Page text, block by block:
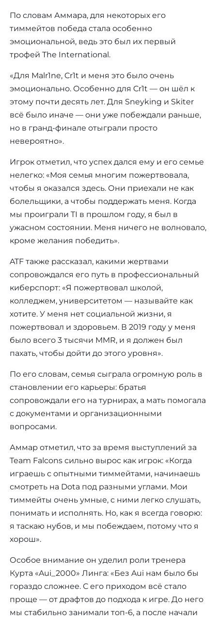
По словам Аммара, для некоторых его
тиммейтов победа стала особенно
эмоциональной, ведь это был их первый
трофей The International.
«Для Malr1ne, Cr1t и меня это было очень
эмоционально. Особенно для Cr1t — он шёл к
этому почти десять лет. Для Sneyking и Skiter
всё было иначе — они уже побеждали раньше,
но в гранд-финале отыграли просто
невероятно».
Игрок отметил, что успех дался ему и его семье
нелегко: «Моя семья многим пожертвовала,
чтобы я оказался здесь. Они приехали не как
болельщики, а чтобы поддержать меня. Когда
мы проиграли TI в прошлом году, я был в
ужасном состоянии. Меня ничего не волновало,
кроме желания победить».
ATF также рассказал, какими жертвами
сопровождался его путь в профессиональный
киберспорт: «Я пожертвовал школой,
колледжем, университетом — называйте как
хотите. У меня нет социальной жизни, я
пожертвовал и здоровьем. В 2019 году у меня
было всего 3 тысячи MMR, и я должен был
пахать, чтобы дойти до этого уровня».
По его словам, семья сыграла огромную роль в
становлении его карьеры: братья
сопровождали его на турнирах, а мать помогала
с документами и организационными
вопросами.
Аммар отметил, что за время выступлений за
Team Falcons сильно вырос как игрок: «Когда
играешь с опытными тиммейтами, начинаешь
смотреть на Dota под разными углами. Мои
тиммейты очень умные, с ними легко слушать,
понимать и исполнять. Но, как я всегда говорю:
я таскаю нубов, и мы побеждаем, потому что я
хорош».
Особое внимание он уделил роли тренера
Курта «Aui_2000» Линга: «Без Aui нам было бы
гораздо сложнее. С его приходом всё стало
проще — от драфтов до подхода к игре. До него
мы стабильно занимали топ-6, а после начали